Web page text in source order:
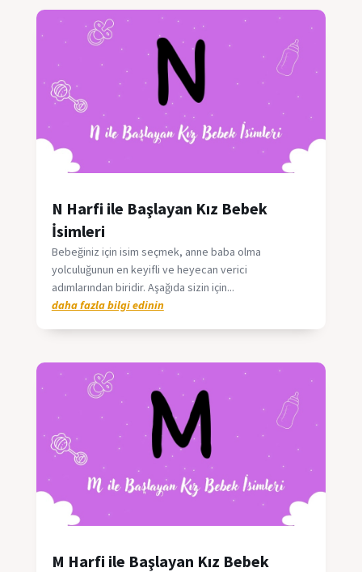
N Harfi ile Başlayan Kız Bebek
İsimleri
Bebeğiniz için isim seçmek, anne baba olma
yolculuğunun en keyifli ve heyecan verici
adımlarından biridir. Aşağıda sizin için...
daha fazla bilgi edinin
M Harfi ile Başlayan Kız Bebek